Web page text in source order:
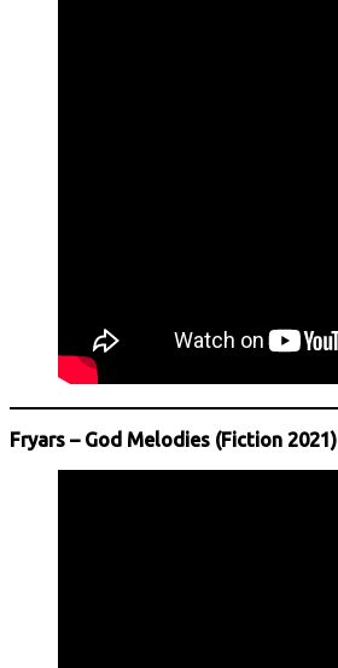
Fryars – God Melodies (Fiction 2021)